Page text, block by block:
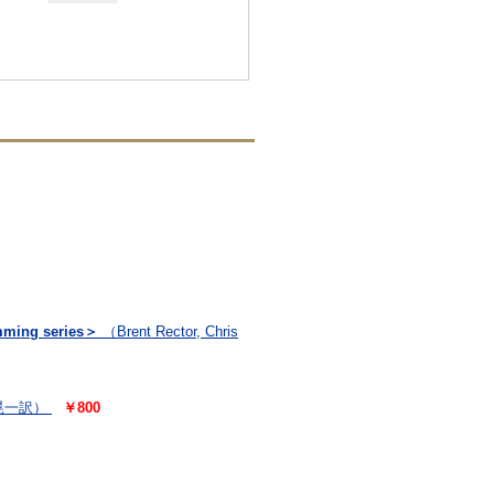
series＞ （Brent Rector, Chris
訳） ￥800